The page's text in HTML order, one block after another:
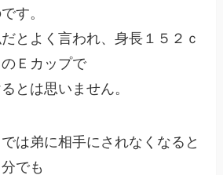
す。
とよく言われ、身長１５２ｃ
Ｅカップで
とは思いません。
は弟に相手にされなくなると
でも